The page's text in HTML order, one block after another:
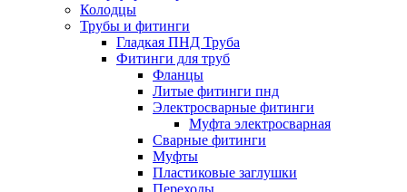
Колодцы
Трубы и фитинги
Гладкая ПНД Труба
Фитинги для труб
Фланцы
Литые фитинги пнд
Электросварные фитинги
Муфта электросварная
Сварные фитинги
Муфты
Пластиковые заглушки
Переходы